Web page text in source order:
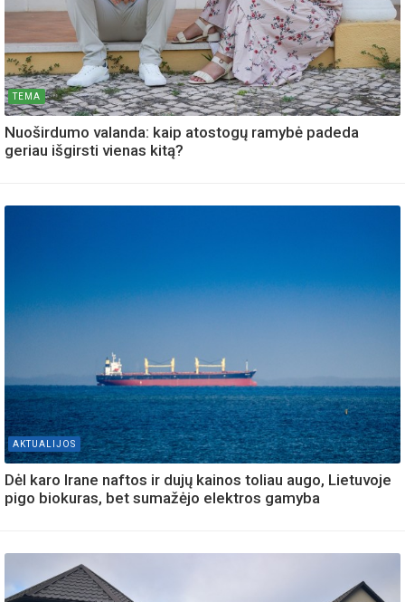
TEMA
Nuoširdumo valanda: kaip atostogų ramybė padeda
geriau išgirsti vienas kitą?
AKTUALIJOS
Dėl karo Irane naftos ir dujų kainos toliau augo, Lietuvoje
pigo biokuras, bet sumažėjo elektros gamyba